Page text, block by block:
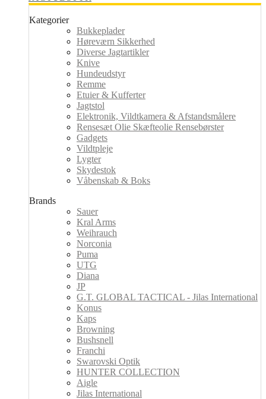
Kategorier
Bukkeplader
Høreværn Sikkerhed
Diverse Jagtartikler
Knive
Hundeudstyr
Remme
Etuier & Kufferter
Jagtstol
Elektronik, Vildtkamera & Afstandsmålere
Rensesæt Olie Skæfteolie Rensebørster
Gadgets
Vildtpleje
Lygter
Skydestok
Våbenskab & Boks
Brands
Sauer
Kral Arms
Weihrauch
Norconia
Puma
UTG
Diana
JP
G.T. GLOBAL TACTICAL - Jilas International
Konus
Kaps
Browning
Bushsnell
Franchi
Swarovski Optik
HUNTER COLLECTION
Aigle
Jilas International